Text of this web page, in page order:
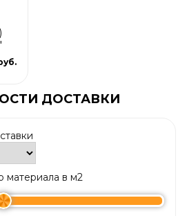
ДОСТАВКИ
материала в м2